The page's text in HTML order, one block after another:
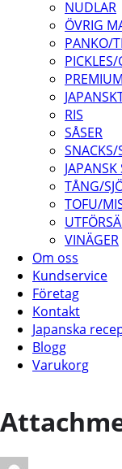
NUDLAR
ÖVRIG
PANKO/
PREMIUM
RIS
SÅSER
SNACKS/
JAPANSK
TÅNG/
TOFU/
VINÄGER
Om oss
Kundservice
Företag
Kontakt
Japanska
Blogg
Varukorg